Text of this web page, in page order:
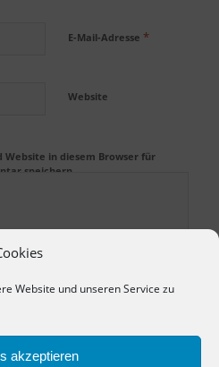
Website und unseren Service zu
akzeptieren
E-Mail-Adresse *
Website
Website in diesem Browser für
speichern.